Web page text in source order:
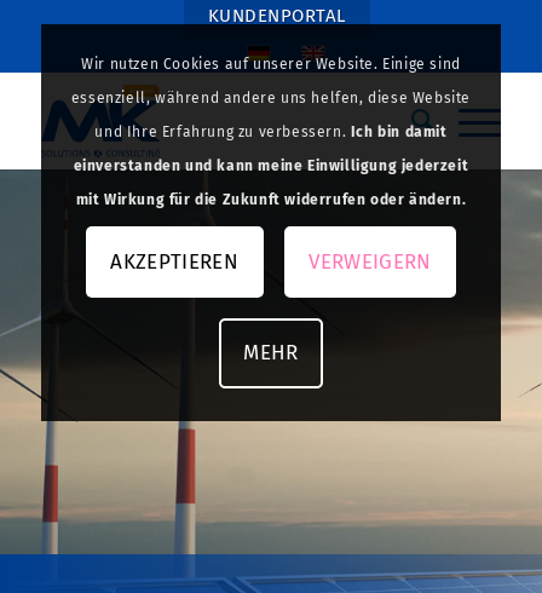
KUNDENPORTAL
Wir nutzen Cookies auf unserer Website. Einige sind
essenziell, während andere uns helfen, diese Website
und Ihre Erfahrung zu verbessern. Ich bin damit
einverstanden und kann meine Einwilligung jederzeit
mit Wirkung für die Zukunft widerrufen oder ändern.
AKZEPTIEREN VERWEIGERN
MEHR